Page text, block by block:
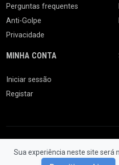
Sua experiência neste site será
Perguntas frequentes
Anti-Golpe
Privacidade
MINHA CONTA
Iniciar sessão
Registar
© 2026 Feira da Ladra.